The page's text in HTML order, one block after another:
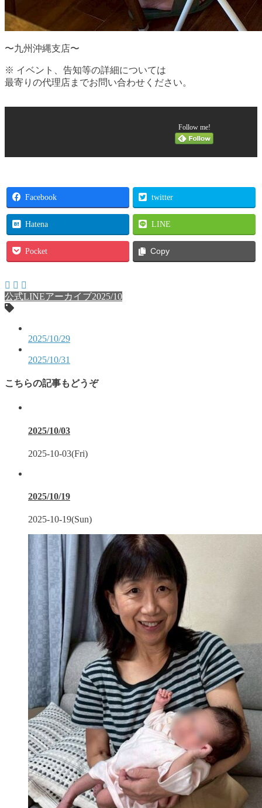
〜九州沖縄支店〜
※ イベント、告知等の詳細については
最寄りの代理店までお問い合わせください。
Follow me!
Facebook twitter
Hatena LINE
Pocket Copy
公式LINEアーカイブ2025/10
2025/10/29
2025/10/31
こちらの記事もどうぞ
2025/10/03
2025-10-03(Fri)
2025/10/19
2025-10-19(Sun)